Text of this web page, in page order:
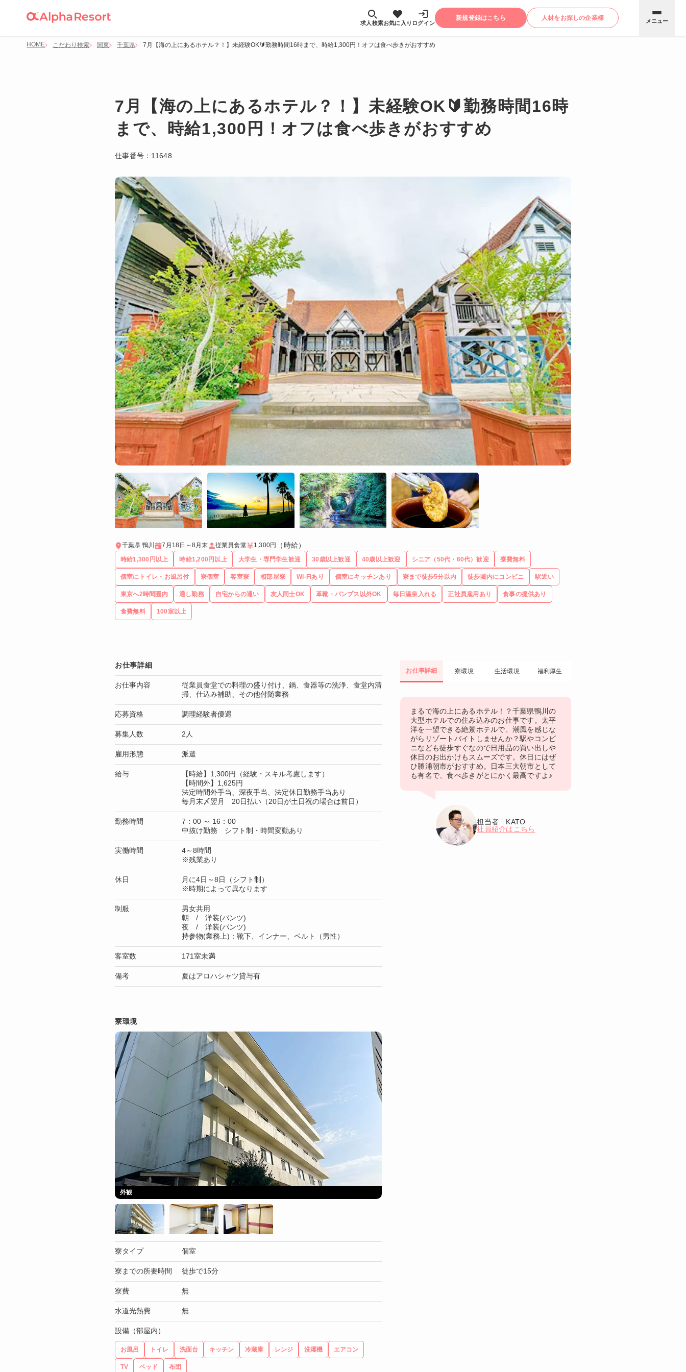
求人検索お気に入り ログイン
新規登録はこちら 人材をお探しの企業様 メニュー
HOME こだわり検索 関東 千葉県 7月【海の上にあるホテル？！】未経験OK🔰勤務時間16時まで、時給1,300円！オフは食べ歩きがおすすめ
7月【海の上にあるホテル？！】未経験OK🔰勤務時間16時
まで、時給1,300円！オフは食べ歩きがおすすめ
仕事番号： 11648
千葉県 鴨川 7月18日～8月末 従業員食堂 1,300円 （時給）
時給1,300円以上 時給1,200円以上 大学生・専門学生歓迎 30歳以上歓迎 40歳以上歓迎 シニア（50代・60代）歓迎 寮費無料
個室にトイレ・お風呂付 寮個室 客室寮 相部屋寮 Wi-Fiあり 個室にキッチンあり 寮まで徒歩5分以内 徒歩圏内にコンビニ 駅近い
東京へ2時間圏内 通し勤務 自宅からの通い 友人同士OK 革靴・パンプス以外OK 毎日温泉入れる 正社員雇用あり 食事の提供あり
食費無料 100室以上
お仕事詳細 寮環境 生活環境 福利厚生
まるで海の上にあるホテル！？千葉県鴨川の
大型ホテルでの住み込みのお仕事です。太平
洋を一望できる絶景ホテルで、潮風を感じな
がらリゾートバイトしませんか？駅やコンビ
ニなども徒歩すぐなので日用品の買い出しや
休日のお出かけもスムーズです。休日にはぜ
ひ勝浦朝市がおすすめ。日本三大朝市として
も有名で、食べ歩きがとにかく最高ですよ♪
担当者 KATO
社員紹介はこちら
お仕事詳細
お仕事内容
従業員食堂での料理の盛り付け、鍋、食器等の洗浄、食堂内清
掃、仕込み補助、その他付随業務
応募資格 調理経験者優遇
募集人数 2人
雇用形態 派遣
給与
【時給】1,300円（経験・スキル考慮します）
【時間外】1,625円
法定時間外手当、深夜手当、法定休日勤務手当あり
毎月末〆翌月 20日払い（20日が土日祝の場合は前日）
勤務時間
7：00 ～ 16：00
中抜け勤務 シフト制・時間変動あり
実働時間
4～8時間
※残業あり
休日
月に4日～8日（シフト制）
※時期によって異なります
制服
男女共用
朝 / 洋装(パンツ)
夜 / 洋装(パンツ)
持参物(業務上)：靴下、インナー、ベルト（男性）
客室数 171室未満
備考 夏はアロハシャツ貸与有
寮環境
外観
寮タイプ 個室
寮までの所要時間 徒歩で15分
寮費 無
水道光熱費 無
設備（部屋内）
お風呂 トイレ 洗面台 キッチン 冷蔵庫 レンジ 洗濯機 エアコン
TV ベッド 布団